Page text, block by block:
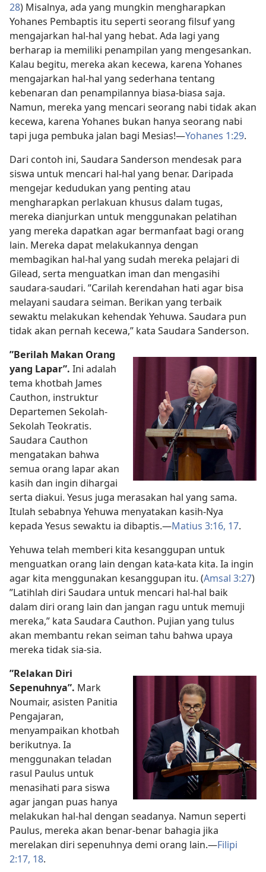
28) Misalnya, ada yang mungkin mengharapkan
Yohanes Pembaptis itu seperti seorang filsuf yang
mengajarkan hal-hal yang hebat. Ada lagi yang
berharap ia memiliki penampilan yang mengesankan.
Kalau begitu, mereka akan kecewa, karena Yohanes
mengajarkan hal-hal yang sederhana tentang
kebenaran dan penampilannya biasa-biasa saja.
Namun, mereka yang mencari seorang nabi tidak akan
kecewa, karena Yohanes bukan hanya seorang nabi
tapi juga pembuka jalan bagi Mesias!—Yohanes 1:29.
Dari contoh ini, Saudara Sanderson mendesak para
siswa untuk mencari hal-hal yang benar. Daripada
mengejar kedudukan yang penting atau
mengharapkan perlakuan khusus dalam tugas,
mereka dianjurkan untuk menggunakan pelatihan
yang mereka dapatkan agar bermanfaat bagi orang
lain. Mereka dapat melakukannya dengan
membagikan hal-hal yang sudah mereka pelajari di
Gilead, serta menguatkan iman dan mengasihi
saudara-saudari. ”Carilah kerendahan hati agar bisa
melayani saudara seiman. Berikan yang terbaik
sewaktu melakukan kehendak Yehuwa. Saudara pun
tidak akan pernah kecewa,” kata Saudara Sanderson.
”Berilah Makan Orang
yang Lapar”. Ini adalah
tema khotbah James
Cauthon, instruktur
Departemen Sekolah-
Sekolah Teokratis.
Saudara Cauthon
mengatakan bahwa
semua orang lapar akan
kasih dan ingin dihargai
serta diakui. Yesus juga merasakan hal yang sama.
Itulah sebabnya Yehuwa menyatakan kasih-Nya
kepada Yesus sewaktu ia dibaptis.—Matius 3:16, 17.
Yehuwa telah memberi kita kesanggupan untuk
menguatkan orang lain dengan kata-kata kita. Ia ingin
agar kita menggunakan kesanggupan itu. (Amsal 3:27)
”Latihlah diri Saudara untuk mencari hal-hal baik
dalam diri orang lain dan jangan ragu untuk memuji
mereka,” kata Saudara Cauthon. Pujian yang tulus
akan membantu rekan seiman tahu bahwa upaya
mereka tidak sia-sia.
”Relakan Diri
Sepenuhnya”. Mark
Noumair, asisten Panitia
Pengajaran,
menyampaikan khotbah
berikutnya. Ia
menggunakan teladan
rasul Paulus untuk
menasihati para siswa
agar jangan puas hanya
melakukan hal-hal dengan seadanya. Namun seperti
Paulus, mereka akan benar-benar bahagia jika
merelakan diri sepenuhnya demi orang lain.—Filipi
2:17, 18.